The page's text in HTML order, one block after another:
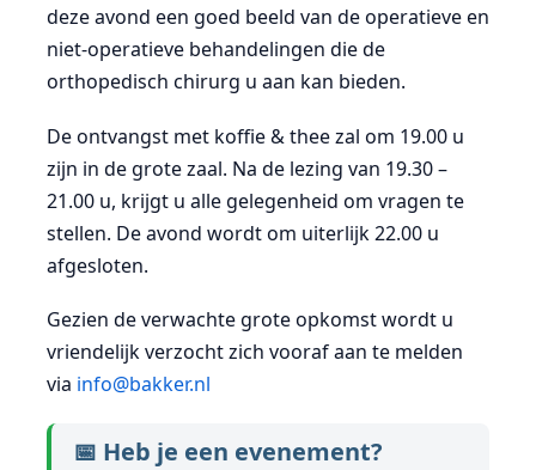
deze avond een goed beeld van de operatieve en
niet-operatieve behandelingen die de
orthopedisch chirurg u aan kan bieden.
De ontvangst met koffie & thee zal om 19.00 u
zijn in de grote zaal. Na de lezing van 19.30 –
21.00 u, krijgt u alle gelegenheid om vragen te
stellen. De avond wordt om uiterlijk 22.00 u
afgesloten.
Gezien de verwachte grote opkomst wordt u
vriendelijk verzocht zich vooraf aan te melden
via info@bakker.nl
📅 Heb je een evenement?